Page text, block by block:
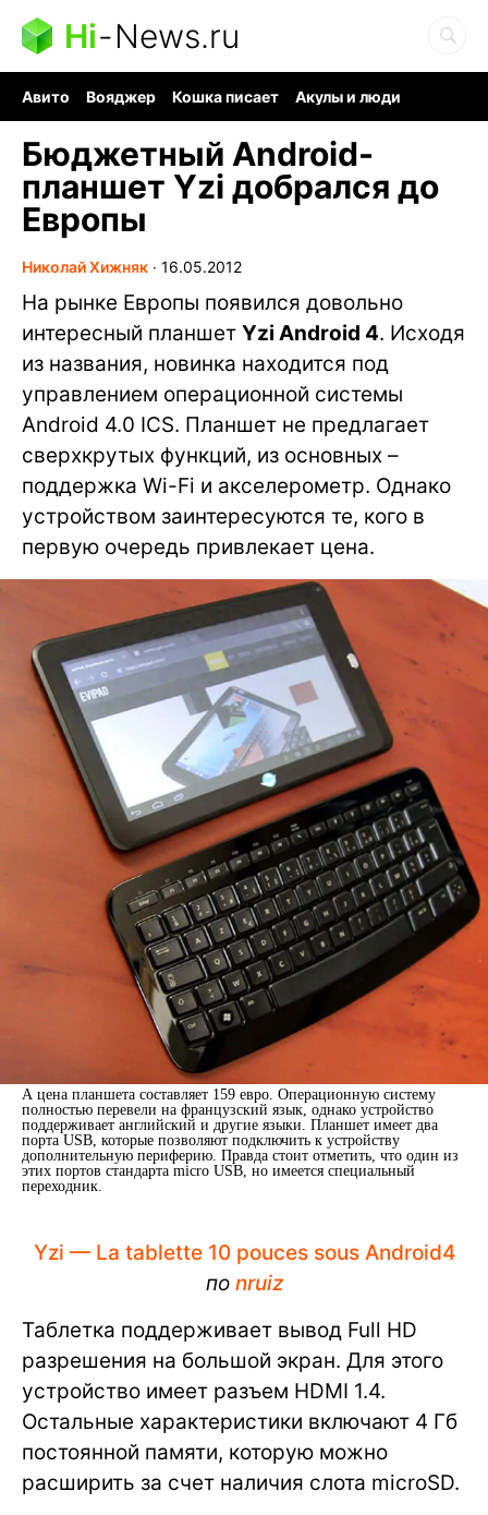
Hi-News.ru
Авито Вояджер Кошка писает
Акулы и люди
Бюджетный Android-
планшет Yzi добрался до
Европы
Николай Хижняк ∙ 16.05.2012
На рынке Европы появился довольно
интересный планшет Yzi Android 4. Исходя
из названия, новинка находится под
управлением операционной системы
Android 4.0 ICS. Планшет не предлагает
сверхкрутых функций, из основных –
поддержка Wi-Fi и акселерометр. Однако
устройством заинтересуются те, кого в
первую очередь привлекает цена.
А цена планшета составляет 159 евро. Операционную систему
полностью перевели на французский язык, однако устройство
поддерживает английский и другие языки. Планшет имеет два
порта USB, которые позволяют подключить к устройству
дополнительную периферию. Правда стоит отметить, что один из
этих портов стандарта micro USB, но имеется специальный
переходник.
Yzi — La tablette 10 pouces sous Android4
по nruiz
Таблетка поддерживает вывод Full HD
разрешения на большой экран. Для этого
устройство имеет разъем HDMI 1.4.
Остальные характеристики включают 4 Гб
постоянной памяти, которую можно
расширить за счет наличия слота microSD.